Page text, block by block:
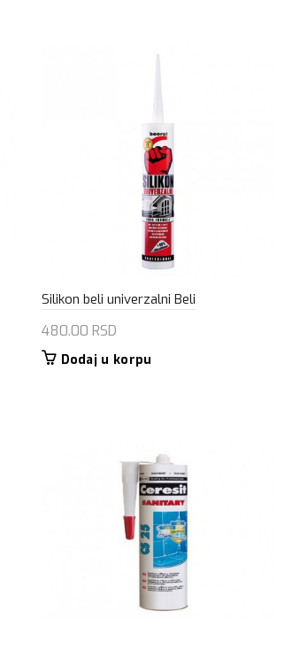
Silikon beli univerzalni Beli
480.00 RSD
Dodaj u korpu